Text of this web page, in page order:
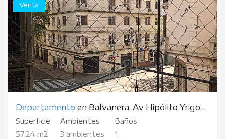
Venta
Departamento en Balvanera, Av Hipólito Yrigoyen, al 2900
Superficie
57.24 m2
Ambientes
3 ambientes
Baños
1